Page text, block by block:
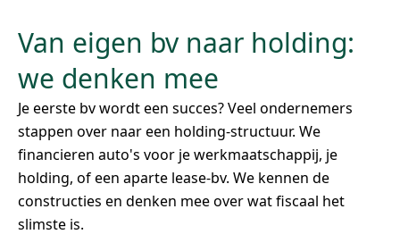
Van eigen bv naar holding:
we denken mee
Je eerste bv wordt een succes? Veel ondernemers
stappen over naar een holding-structuur. We
financieren auto's voor je werkmaatschappij, je
holding, of een aparte lease-bv. We kennen de
constructies en denken mee over wat fiscaal het
slimste is.